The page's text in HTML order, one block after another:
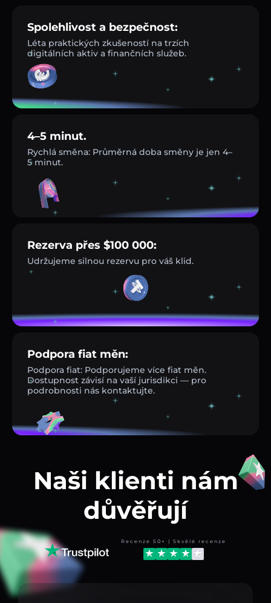
Spolehlivost a bezpečnost:
Léta praktických zkušeností na trzích
digitálních aktiv a finančních služeb.
4–5 minut.
Rychlá směna: Průměrná doba směny je jen 4–
5 minut.
Rezerva přes $100 000:
Udržujeme silnou rezervu pro váš klid.
Podpora fiat měn:
Podpora fiat: Podporujeme více fiat měn.
Dostupnost závisí na vaší jurisdikci — pro
podrobnosti nás kontaktujte.
Naši klienti nám
důvěřují
Recenze 50+ | Skvělé recenze